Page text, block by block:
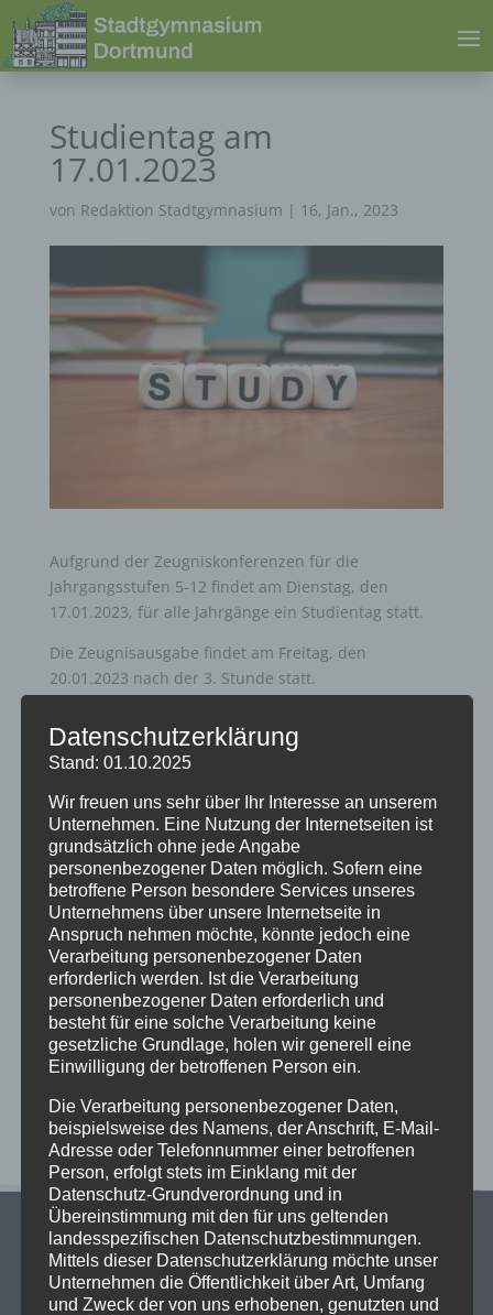
Studientag am
17.01.2023
von Redaktion Stadtgymnasium | 16, Jan., 2023
Aufgrund der Zeugniskonferenzen für die
Jahrgangsstufen 5-12 findet am Dienstag, den
17.01.2023, für alle Jahrgänge ein Studientag statt.
Die Zeugnisausgabe findet am Freitag, den
20.01.2023 nach der 3. Stunde statt.
Neueste Beiträge
Schöne Sommerferien
Sportfest 2026 im Goystadion
Gruß vom Förderverein
Innenhofparty des Kollegiums – Kunst trifft
Gemeinschaft
Exkursionstag der Einführungsphase (EF/11)
Neueste Kommentare
Datenschutzerklärung
Stand: 01.10.2025
Wir freuen uns sehr über Ihr Interesse an unserem
Unternehmen. Eine Nutzung der Internetseiten ist
grundsätzlich ohne jede Angabe
personenbezogener Daten möglich. Sofern eine
betroffene Person besondere Services unseres
Unternehmens über unsere Internetseite in
Anspruch nehmen möchte, könnte jedoch eine
Verarbeitung personenbezogener Daten
erforderlich werden. Ist die Verarbeitung
personenbezogener Daten erforderlich und
besteht für eine solche Verarbeitung keine
gesetzliche Grundlage, holen wir generell eine
Einwilligung der betroffenen Person ein.
Die Verarbeitung personenbezogener Daten,
beispielsweise des Namens, der Anschrift, E-Mail-
Adresse oder Telefonnummer einer betroffenen
Person, erfolgt stets im Einklang mit der
Datenschutz-Grundverordnung und in
Übereinstimmung mit den für uns geltenden
landesspezifischen Datenschutzbestimmungen.
Mittels dieser Datenschutzerklärung möchte unser
Unternehmen die Öffentlichkeit über Art, Umfang
und Zweck der von uns erhobenen, genutzten und